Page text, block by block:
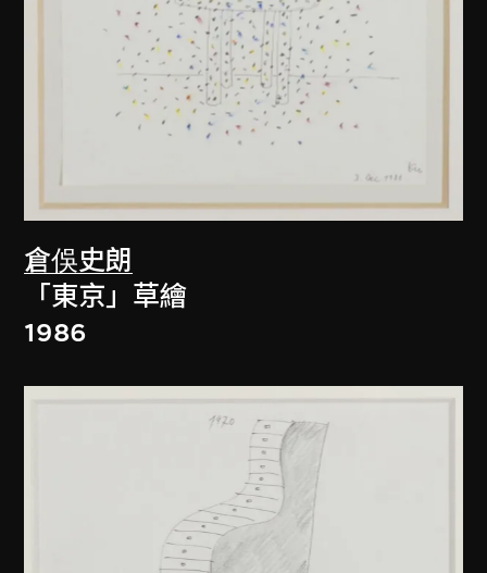
倉俁史朗
「東京」草繪
1986